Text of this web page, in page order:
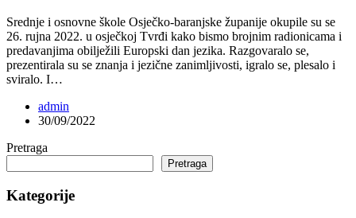
Srednje i osnovne škole Osječko-baranjske županije okupile su se
26. rujna 2022. u osječkoj Tvrđi kako bismo brojnim radionicama i
predavanjima obilježili Europski dan jezika. Razgovaralo se,
prezentirala su se znanja i jezične zanimljivosti, igralo se, plesalo i
sviralo. I…
admin
30/09/2022
Pretraga
Pretraga
Kategorije